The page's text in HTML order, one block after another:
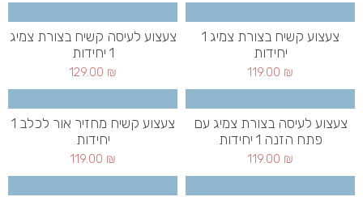
צעצוע קשיח בצורת צמיג 1
יחידות
119.00 ₪
צעצוע לעיסה קשיח בצורת צמיג
1 יחידות
129.00 ₪
צעצוע לעיסה בצורת צמיג עם
פתח הזנה 1 יחידות
119.00 ₪
צעצוע קשיח מחזיר אור לכלב 1
יחידות
119.00 ₪